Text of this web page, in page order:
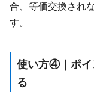
合、等価交換され
す。
使い方④｜ポイ
る